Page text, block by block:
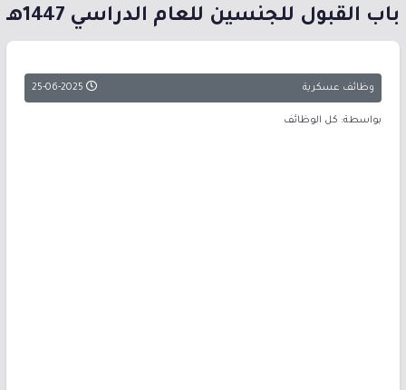
باب القبول للجنسين للعام الدراسي 1447هـ
وظائف عسكرية 25-06-2025
بواسطة: كل الوظائف